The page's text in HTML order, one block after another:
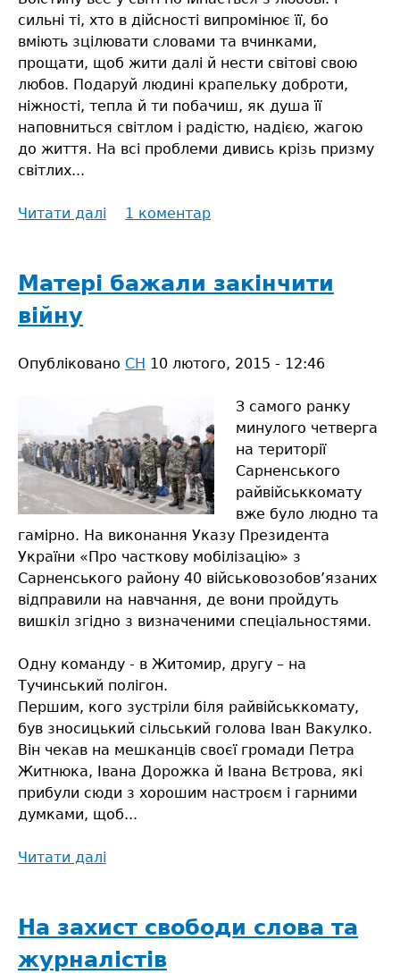
сильні ті, хто в дійсності випромінює її, бо
вміють зцілювати словами та вчинками,
прощати, щоб жити далі й нести світові свою
любов. Подаруй людині крапельку доброти,
ніжності, тепла й ти побачиш, як душа її
наповниться світлом і радістю, надією, жагою
до життя. На всі проблеми дивись крізь призму
світлих...
Читати далі про
жила
при
1 коментар
Матері бажали закінчити
війну
Опубліковано СН 10 лютого, 2015 - 12:46
З самого ранку
минулого четверга
на території
Сарненського
райвійськкомату
вже було людно та
гамірно. На виконання Указу Президента
України «Про часткову мобілізацію» з
Сарненського району 40 військовозобов’язаних
відправили на навчання, де вони пройдуть
вишкіл згідно з визначеними спеціальностями.
Одну команду - в Житомир, другу – на
Тучинський полігон.
Першим, кого зустріли біля райвійськкомату,
був зносицький сільський голова Іван Вакулко.
Він чекав на мешканців своєї громади Петра
Житнюка, Івана Дорожка й Івана Вєтрова, які
прибули сюди з хорошим настроєм і гарними
думками, щоб...
Читати далі
закінчити
війну
На захист свободи слова та
журналістів